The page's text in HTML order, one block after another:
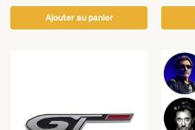
Ajouter au panier